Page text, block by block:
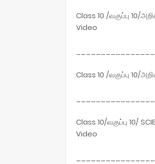
Class 10 /வகுப்பு 10/
Video
Class 10 /வகுப்பு 10/
Class 10/வகுப்பு 10/
Video